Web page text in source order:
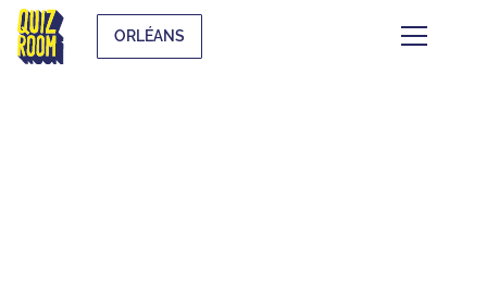
ORLÉANS
A new Quiz Room location is coming to your city, don't miss